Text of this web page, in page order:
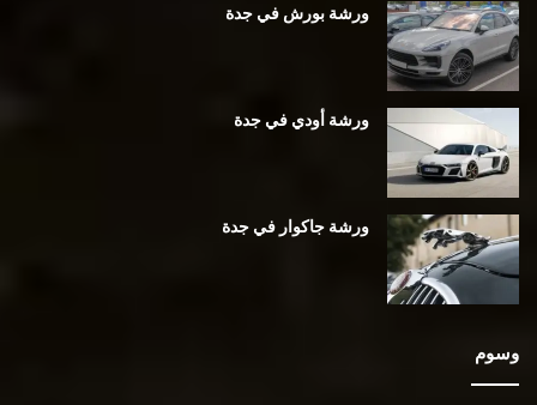
ورشة بورش في جدة
ورشة أودي في جدة
ورشة جاكوار في جدة
وسوم